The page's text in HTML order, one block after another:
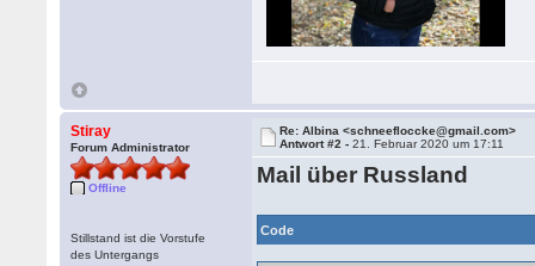
Stiray
Forum Administrator
Offline
Stillstand ist die Vorstufe
des Untergangs
Re: Albina <schneefloccke@gmail.com>
Antwort #2 -21. Februar 2020 um 17:11
Mail über Russland
Code